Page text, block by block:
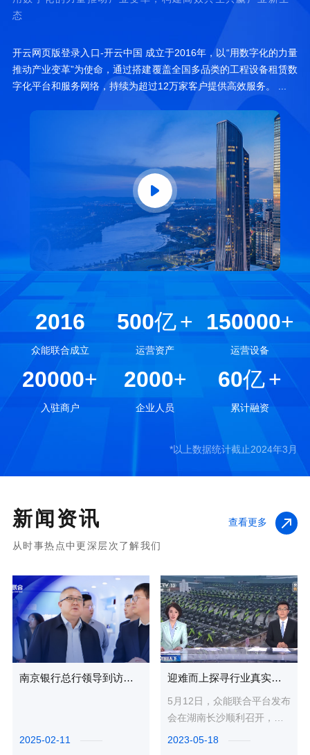
态
开云网页版登录入口-开云中国 成立于2016年，以“用数字化的力量
推动产业变革”为使命，通过搭建覆盖全国多品类的工程设备租赁数
字化平台和服务网络，持续为超过12万家客户提供高效服务。 ...
2016
众能联合成立
500亿+
运营资产
150000+
运营设备
20000+
入驻商户
2000+
企业人员
60亿+
累计融资
*以上数据统计截止2024年3月
新闻资讯
从时事热点中更深层次了解我们
查看更多
南京银行总行领导到访众能联合，深度交流合作新篇章
2025-02-11
迎难而上探寻行业真实价值，央视专访众能联合董事长兼总裁杨天利
5月12日，众能联合平台发布
会在湖南长沙顺利召开，会
上发布了众能联合布局打磨
2023-05-18